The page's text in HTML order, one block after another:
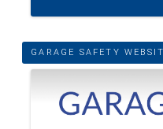
GARAGE SAFETY